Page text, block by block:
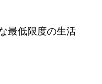
最低限度の生活